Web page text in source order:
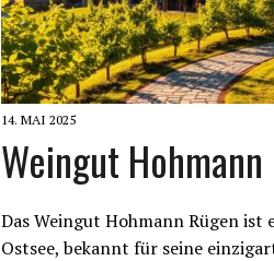
14. MAI 2025
Weingut Hohmann
Das Weingut Hohmann Rügen ist
Ostsee, bekannt für seine